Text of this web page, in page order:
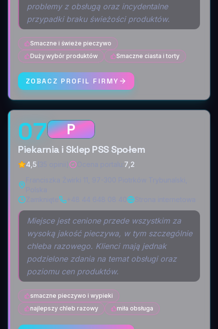
problemy z obsługą oraz incydentalne
przypadki braku świeżości produktów.
Smaczne i świeże pieczywo
Duży wybór produktów
Smaczne ciasta i torty
ZOBACZ PROFIL FIRMY
07 P
Piekarnia i Sklep PSS Społem
4,5
7,2
Miejsce jest cenione przede wszystkim za
wysoką jakość pieczywa, w tym szczególnie
chleba razowego. Klienci mają jednak
podzielone zdania na temat obsługi oraz
poziomu cen produktów.
smaczne pieczywo i wypieki
najlepszy chleb razowy
miła obsługa